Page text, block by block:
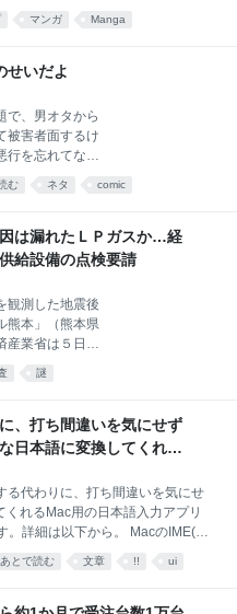
らぎさよ）にア
あざとい彼女
マンガ Manga
せいだよ
で、男オタから
被害者面するけ
行を忘れてな
妙な冒険の承
りとあらゆる作
騎士レイアース
ティス、カード
さくら、これ
でいて、アニメ
ーさくらも普通
本当に心底不快
成年の少女に対
む ネタ comic
は漏れたＬＰガスか…経
給設備の点検要請
観測した地震後
熊本」（熊本県
産業省は５日、
発した可能性が
省は
謎
、打ち間違いを気にせず
日本語に変換してくれる
」がリリース。
る代わりに、打ち間違いを気にせ
れるMac用の日本語入力アプリ
。詳細は以下から。 MacのIME(日
する際、ローマ字で単語や文章を
るという操作を行いますが、間違
力アプリ「Nospace」がリリー
あとで読む 文章 !! ui